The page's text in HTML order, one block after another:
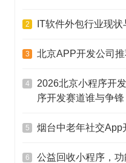
2 IT软件外包行业现
3 北京APP开发公司推
4
2026北京小程序开
序开发赛道谁与争锋
5 烟台中老年社交App
6 公益回收小程序，功